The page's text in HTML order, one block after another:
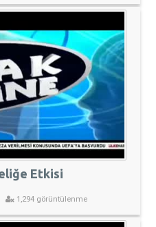
Etkisi
1,294 görüntülenme